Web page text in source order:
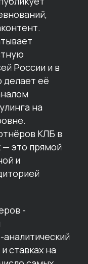
России и в
делает её
на
КЛБ в
— это прямой
и
-
ставках на